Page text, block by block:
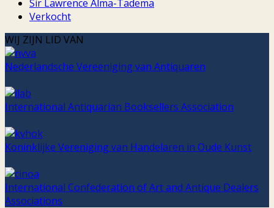
Sir Lawrence Alma-Tadema
Verkocht
WIJ ZIJN LID VAN
Nederlandsche Vereeniging van Antiquaren
International Antiquarian Booksellers Association
Koninklijke Vereniging van Handelaren in Oude Kunst
International Confederation of Art and Antique Dealers
Associations